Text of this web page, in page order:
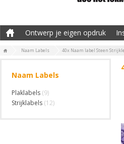
Ontwerp je eigen opdruk
Naam Labels 40x Naam label Steen
Naam Labels
Plaklabels (9)
Strijklabels (12)